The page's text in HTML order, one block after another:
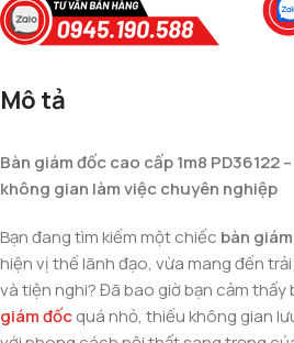
Mô tả
Bàn giám đốc cao cấp 1m8 PD36122
không gian làm việc chuyên nghiệp
Bạn đang tìm kiếm một chiếc bàn
hiện vị thế lãnh đạo, vừa mang đến
và tiện nghi? Đã bao giờ bạn cảm thấy
giám đốcquá nhỏ, thiếu không gian